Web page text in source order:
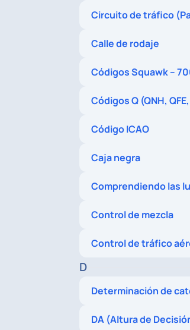
Circuito de tráfico
Calle de rodaje
Códigos Squawk –
Códigos Q (QNH,
Código ICAO
Caja negra
Comprendiendo las
Control de mezcla
Control de tráfico
D
Determinación de
DA (Altura de